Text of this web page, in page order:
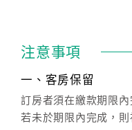
注意事項
一、客房保留
訂房者須在繳款期限
若未於期限內完成，則